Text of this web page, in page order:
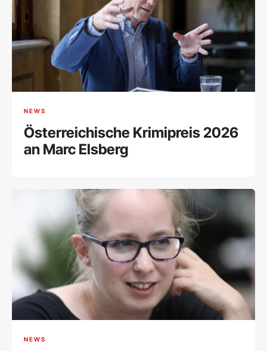
NEWS
Österreichische Krimipreis 2026
an Marc Elsberg
NEWS